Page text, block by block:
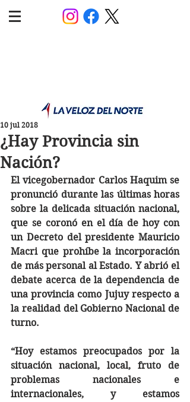
¿Hay Provincia sin
Nación?
10 jul 2018
El vicegobernador Carlos Haquim se
pronunció durante las últimas horas
sobre la delicada situación nacional,
que se coronó en el día de hoy con
un Decreto del presidente Mauricio
Macri que prohíbe la incorporación
de más personal al Estado. Y abrió el
debate acerca de la dependencia de
una provincia como Jujuy respecto a
la realidad del Gobierno Nacional de
turno.
“Hoy estamos preocupados por la
situación nacional, local, fruto de
problemas nacionales e
internacionales, y estamos